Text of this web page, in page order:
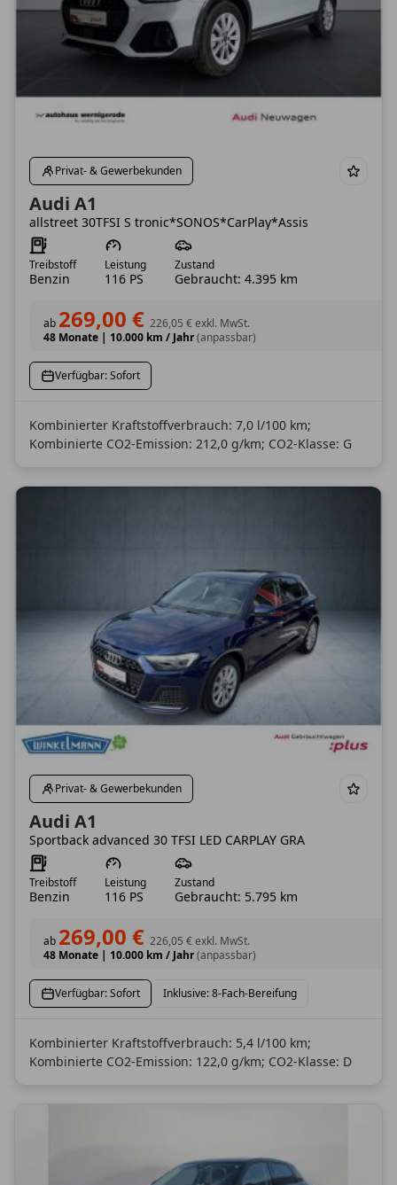
Privat- & Gewerbekunden
Audi A1
allstreet 30TFSI S tronic*SONOS*CarPlay*Assis
Treibstoff
Benzin
Leistung
116 PS
Zustand
Gebraucht: 4.395 km
ab 269,00 € 226,05 €exkl. MwSt.
48 Monate | 10.000 km / Jahr(anpassbar)
Verfügbar: Sofort
Kombinierter Kraftstoffverbrauch: 7,0 l/100 km;
Kombinierte CO2-Emission: 212,0 g/km; CO2-Klasse: G
Privat- & Gewerbekunden
Audi A1
Sportback advanced 30 TFSI LED CARPLAY GRA
Treibstoff
Benzin
Leistung
116 PS
Zustand
Gebraucht: 5.795 km
ab 269,00 € 226,05 €exkl. MwSt.
48 Monate | 10.000 km / Jahr(anpassbar)
Verfügbar: Sofort Inklusive: 8-Fach-Bereifung
Kombinierter Kraftstoffverbrauch: 5,4 l/100 km;
Kombinierte CO2-Emission: 122,0 g/km; CO2-Klasse: D